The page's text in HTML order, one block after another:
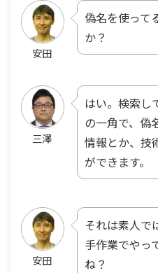
安田
偽名を使って
か？
三澤
はい。検索し
の一角で、偽
情報とか、技
ができます。
安田
それは素人で
手作業でやっ
ね？